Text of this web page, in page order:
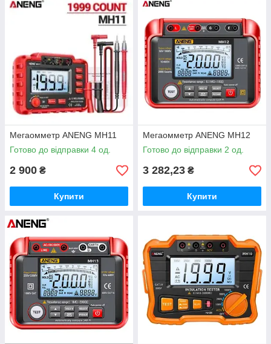
Мегаомметр ANENG MH11
Готово до відправки 4 од.
2 900 ₴
Купити
Мегаомметр ANENG MH12
Готово до відправки 2 од.
3 282,23 ₴
Купити